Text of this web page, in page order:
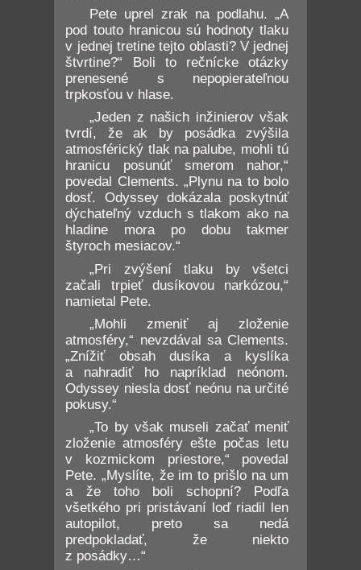
Pete uprel zrak na podlahu. „A
pod touto hranicou sú hodnoty tlaku
v jednej tretine tejto oblasti? V jednej
štvrtine?“ Boli to rečnícke otázky
prenesené s nepopierateľnou
trpkosťou v hlase.
„Jeden z našich inžinierov však
tvrdí, že ak by posádka zvýšila
atmosférický tlak na palube, mohli tú
hranicu posunúť smerom nahor,“
povedal Clements. „Plynu na to bolo
dosť. Odyssey dokázala poskytnúť
dýchateľný vzduch s tlakom ako na
hladine mora po dobu takmer
štyroch mesiacov.“
„Pri zvýšení tlaku by všetci
začali trpieť dusíkovou narkózou,“
namietal Pete.
„Mohli zmeniť aj zloženie
atmosféry,“ nevzdával sa Clements.
„Znížiť obsah dusíka a kyslíka
a nahradiť ho napríklad neónom.
Odyssey niesla dosť neónu na určité
pokusy.“
„To by však museli začať meniť
zloženie atmosféry ešte počas letu
v kozmickom priestore,“ povedal
Pete. „Myslíte, že im to prišlo na um
a že toho boli schopní? Podľa
všetkého pri pristávaní loď riadil len
autopilot, preto sa nedá
predpokladať, že niekto
z posádky…“